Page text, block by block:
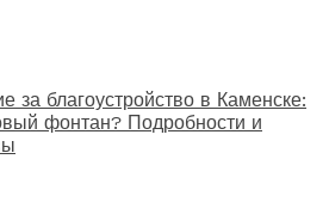
за благоустройство в Каменске:
фонтан? Подробности и